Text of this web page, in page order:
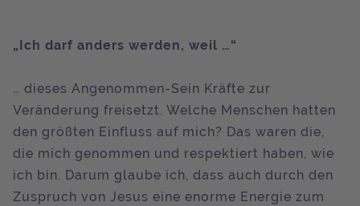
„Ich darf anders werden, weil …“
… dieses Angenommen-Sein Kräfte zur
Veränderung freisetzt. Welche Menschen hatten
den größten Einfluss auf mich? Das waren die,
die mich genommen und respektiert haben, wie
ich bin. Darum glaube ich, dass auch durch den
Zuspruch von Jesus eine enorme Energie zum